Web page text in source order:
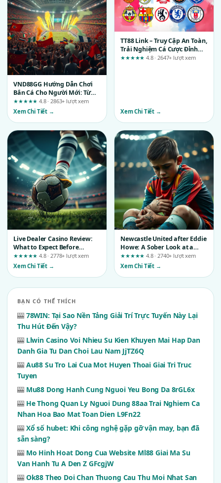
VND88GG Hướng Dẫn Chơi
Bắn Cá Cho Người Mới: Từ
Lúng Túng Đến Có Lãi
★★★★★4.8 · 2863+ lượt xem
Xem Chi Tiết →
TT88 Link – Truy Cập An Toàn,
Trải Nghiệm Cá Cược Đỉnh
Cao
★★★★★4.8 · 2647+ lượt xem
Xem Chi Tiết →
Live Dealer Casino Review:
What to Expect Before
Testing the win55.movie
Experience
★★★★★4.8 · 2778+ lượt xem
Xem Chi Tiết →
Newcastle United after Eddie
Howe: A Sober Look at a
Summer Reportedly in
Turmoil
★★★★★4.8 · 2740+ lượt xem
Xem Chi Tiết →
BẠN CÓ THỂ THÍCH
🎰 78WIN: Tại Sao Nền Tảng Giải Trí Trực Tuyến Này Lại
Thu Hút Đến Vậy?
🎰 Llwin Casino Voi Nhieu Su Kien Khuyen Mai Hap Dan
Danh Gia Tu Dan Choi Lau Nam JjTZ6Q
🎰 Au88 Su Tro Lai Cua Mot Huyen Thoai Giai Tri Truc
Tuyen
🎰 Mu88 Dong Hanh Cung Nguoi Yeu Bong Da 8rGL6x
🎰 He Thong Quan Ly Nguoi Dung 88aa Trai Nghiem Ca
Nhan Hoa Bao Mat Toan Dien L9Fn22
🎰 Xổ số hubet: Khi công nghệ gặp gỡ vận may, bạn đã
sẵn sàng?
🎰 Mo Hinh Hoat Dong Cua Website Ml88 Giai Ma Su
Van Hanh Tu A Den Z GFcgjW
🎰 Ok88 Theo Doi Chan Thuong Cau Thu Moi Nhat San